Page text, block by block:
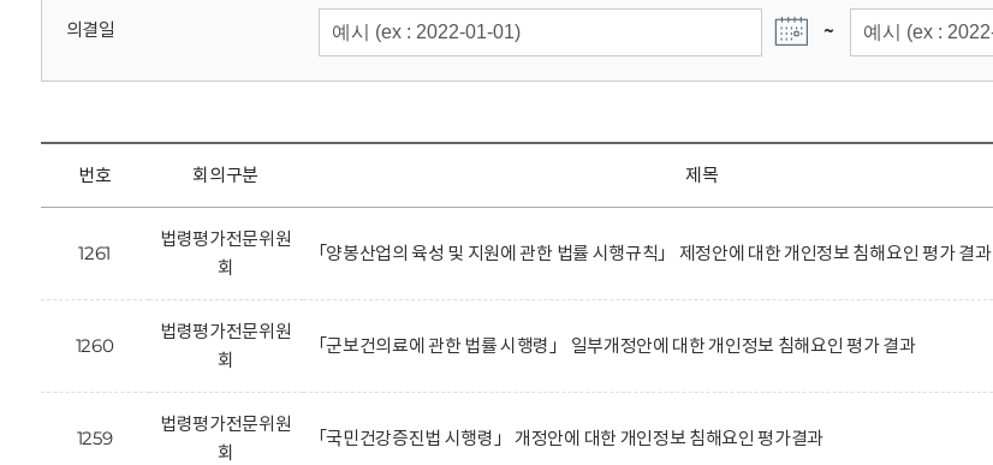
의결일 ~
번호 회의구분 제목
1261
법령평가전문위원
회
「양봉산업의 육성 및 지원에 관한 법률 시행규칙」 제정안에 대한 개인정보 침해요인 평가 결과
1260
법령평가전문위원
회
「군보건의료에 관한 법률 시행령」 일부개정안에 대한 개인정보 침해요인 평가 결과
1259
법령평가전문위원
회
「국민건강증진법 시행령」 개정안에 대한 개인정보 침해요인 평가결과